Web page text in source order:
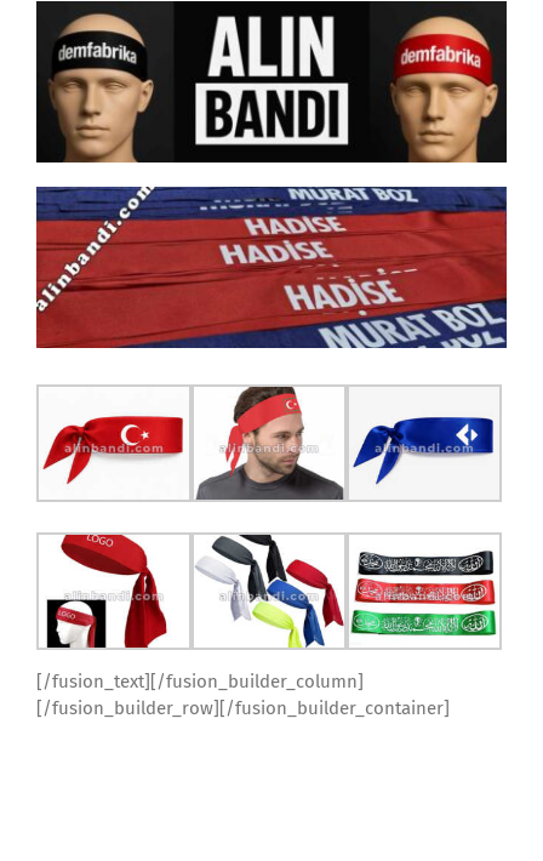
[/fusion_text][/fusion_builder_column]
[/fusion_builder_row][/fusion_builder_container]